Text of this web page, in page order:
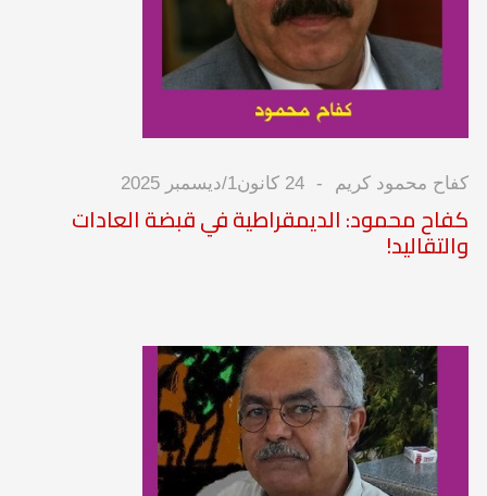
كفاح محمود كريم 24 كانون1/ديسمبر 2025
كفاح محمود: الديمقراطية في قبضة العادات
والتقاليد!